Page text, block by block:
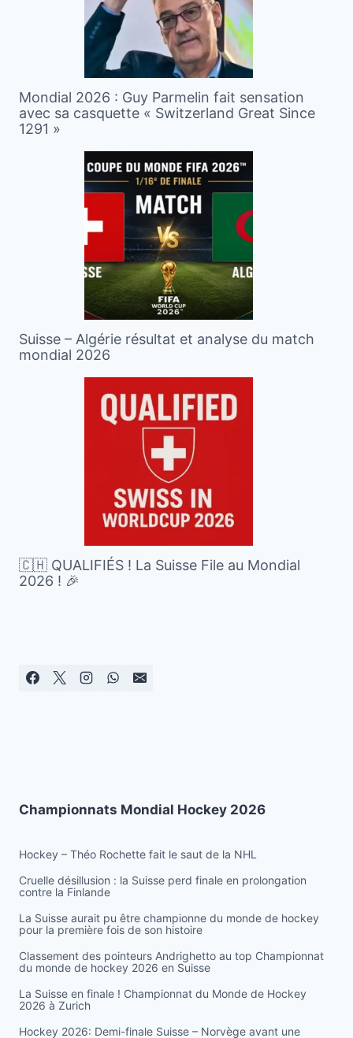
Mondial 2026 : Guy Parmelin fait sensation
avec sa casquette « Switzerland Great Since
1291 »
Suisse – Algérie résultat et analyse du match
mondial 2026
🇨🇭 QUALIFIÉS ! La Suisse File au Mondial
2026 ! 🎉
Championnats Mondial Hockey 2026
Hockey – Théo Rochette fait le saut de la NHL
Cruelle désillusion : la Suisse perd finale en prolongation
contre la Finlande
La Suisse aurait pu être championne du monde de hockey
pour la première fois de son histoire
Classement des pointeurs Andrighetto au top Championnat
du monde de hockey 2026 en Suisse
La Suisse en finale ! Championnat du Monde de Hockey
2026 à Zurich
Hockey 2026: Demi-finale Suisse – Norvège avant une